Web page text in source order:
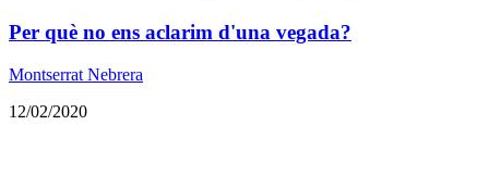
​Per què no ens aclarim d'una vegada?
Montserrat Nebrera
12/02/2020